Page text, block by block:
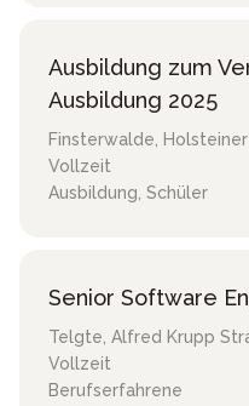
Ausbildung zum
Ausbildung 2025
Finsterwalde,
Vollzeit
Ausbildung, Schüler
Senior Software
Telgte, Alfred Krupp
Vollzeit
Berufserfahrene